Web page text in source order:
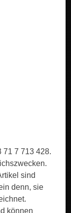
71 7 713 428.
sind
denn, sie
können